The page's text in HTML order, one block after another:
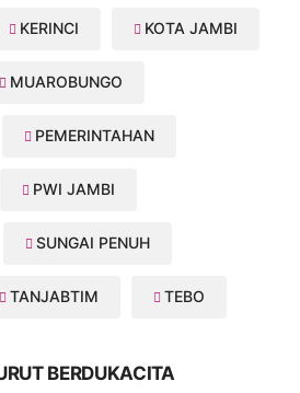
KERINCI KOTA JAMBI
MUAROBUNGO
PEMERINTAHAN
PWI JAMBI
SUNGAI PENUH
TANJABTIM TEBO
BERDUKACITA